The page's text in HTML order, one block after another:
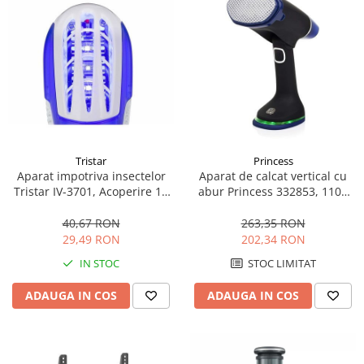
Aspiratoare
Mopuri electrice cu abur
Ingrijire personala
Cantare corporale
Ingrijire tesaturi
Statii de calcat
Ondulatoare
Perii de par electrice
Periute de dinti electrice
Plite
Masini de tocat
Tristar
Aparat impotriva insectelor
Tristar IV-3701, Acoperire 12
40,67 RON
29,49 RON
IN STOC
ADAUGA IN COS
Princess
Aparat de calcat vertical cu
abur Princess 332853, 1100
automata, 2 Accesorii, Negru
263,35 RON
202,34 RON
STOC LIMITAT
ADAUGA IN COS